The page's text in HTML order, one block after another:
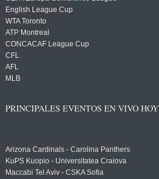
English League Cup
WTA Toronto
ATP Montreal
CONCACAF League Cup
CFL
AFL
MLB
PRINCIPALES EVENTOS EN VIVO HOY
Arizona Cardinals - Carolina Panthers
KuPS Kuopio - Universitatea Craiova
Maccabi Tel Aviv - CSKA Sofia